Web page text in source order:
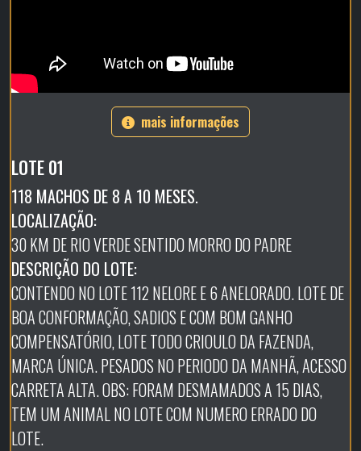
mais informações
LOTE 01
118 MACHOS DE 8 A 10 MESES.
LOCALIZAÇÃO:
30 KM DE RIO VERDE SENTIDO MORRO DO PADRE
DESCRIÇÃO DO LOTE:
CONTENDO NO LOTE 112 NELORE E 6 ANELORADO. LOTE DE
BOA CONFORMAÇÃO, SADIOS E COM BOM GANHO
COMPENSATÓRIO, LOTE TODO CRIOULO DA FAZENDA,
MARCA ÚNICA. PESADOS NO PERIODO DA MANHÃ, ACESSO
CARRETA ALTA. OBS: FORAM DESMAMADOS A 15 DIAS,
TEM UM ANIMAL NO LOTE COM NUMERO ERRADO DO
LOTE.